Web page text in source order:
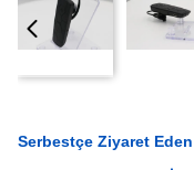
Serbestçe Ziyaret